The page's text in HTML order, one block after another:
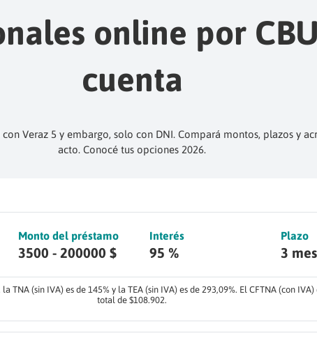
online por
cuenta
Veraz 5 y embargo, solo con DNI. Compará montos, plazos y
acto. Conocé tus opciones 2026.
Monto del préstamo
3500 - 200000 $
Interés
95 %
Plazo
3
(sin IVA) es de 145% y la TEA (sin IVA) es de 293,09%. El CFTNA (con
total de $108.902.